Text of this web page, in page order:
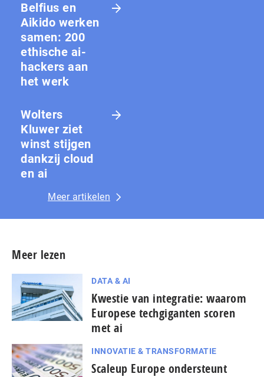
Belfius en
Aikido werken
samen: 200
ethische ai-
hackers aan
het werk
Wolters
Kluwer ziet
winst stijgen
dankzij cloud
en ai
Meer artikelen
Meer lezen
DATA & AI
Kwestie van integratie: waarom
Europese techgiganten scoren
met ai
INNOVATIE & TRANSFORMATIE
Scaleup Europe ondersteunt